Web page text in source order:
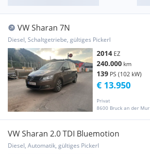
VW Sharan 7N
Diesel, Schaltgetriebe, gültiges Pickerl
2014 EZ
240.000 km
139 PS (102 kW)
Privat
8600 Bruck an der Mur
€ 13.950
VW Sharan 2.0 TDI Bluemotion
Diesel, Automatik, gültiges Pickerl